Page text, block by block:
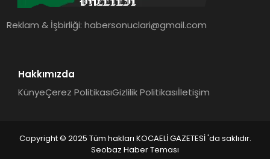
Reklam & İşbirliği:habersonuclari@gmail.com
Hakkımızda
KünyeÇerez PolitikasıGizlilik Politikasıİletişim
Copyright © 2025 Tüm hakları KOCAELİ GAZETESİ 'da saklıdır.
Seobaz Haber Teması